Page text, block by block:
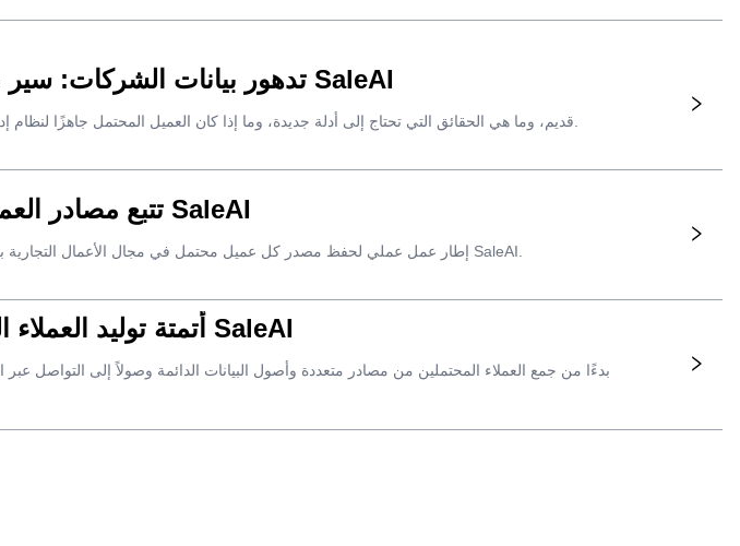
تدهور بيانات الشركات: سير عمل لإعادة التحقق من العملاء المحتملين باستخدام SaleAI
سير عمل عملي لتحديد متى يجب إعادة فحص سجل B2B قديم، وما هي الحقائق التي تحتاج إلى أدلة جديدة، وما إذا كان العميل المحتمل جاهزًا لنظام إدارة علاقات العملاء أو للتواصل.
تتبع مصادر العملاء المحتملين في قطاع الأعمال: سير عمل عملي لـ SaleAI
إطار عمل عملي لحفظ مصدر كل عميل محتمل في مجال الأعمال التجارية بين الشركات، وما يثبته المصدر، وما هي إجراءات المبيعات التي يجب اتخاذها بعد ذلك في SaleAI.
أتمتة توليد العملاء المحتملين في مجال الأعمال بين الشركات باستخدام SaleAI